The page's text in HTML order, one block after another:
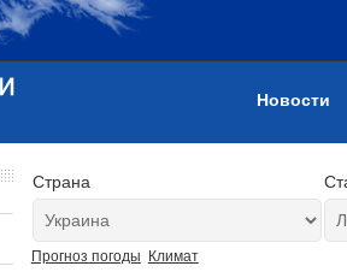
Новости
Страна
Прогноз погоды Климат